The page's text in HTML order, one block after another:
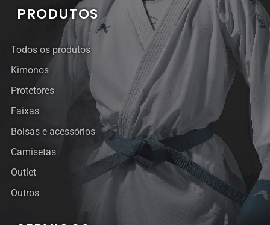
PRODUTOS
Todos os produtos
Kimonos
Protetores
Faixas
Bolsas e acessórios
Camisetas
Outlet
Outros